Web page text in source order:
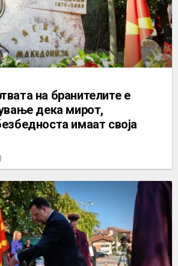
на бранителите е
дека мирот,
имаат своја